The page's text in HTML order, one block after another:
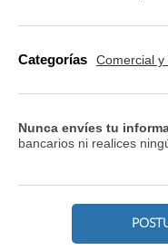
Categorías Comercial y
Nunca envíes tu
bancarios ni realices